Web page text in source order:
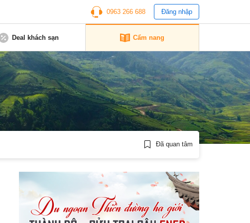
0963 266 688 Đăng nhập
Deal khách sạn Cẩm nang
Đã quan tâm